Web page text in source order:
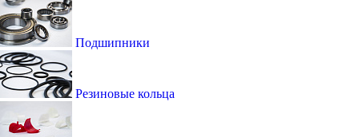
Подшипники
Резиновые кольца